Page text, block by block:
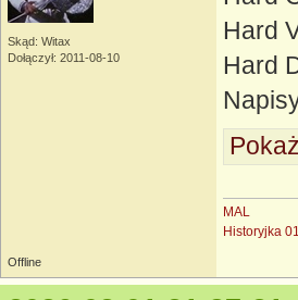
Skąd: Witax
Dołączył: 2011-08-10
Hard
Hard
MAL
Historyjka 01
Offline